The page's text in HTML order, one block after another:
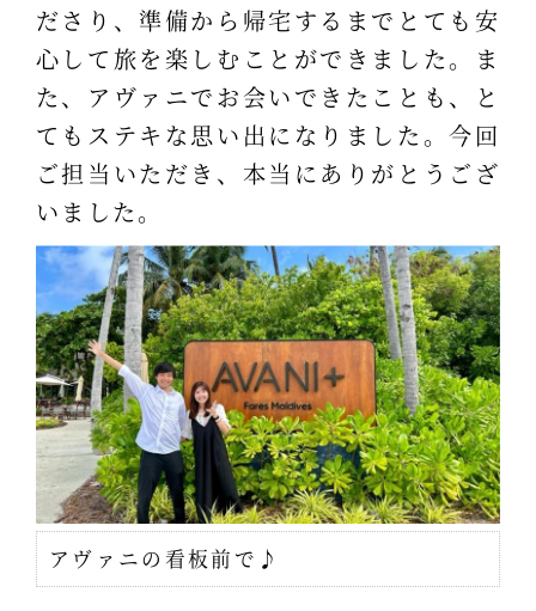
ださり、準備から帰宅するまでとても安
心して旅を楽しむことができました。ま
た、アヴァニでお会いできたことも、と
てもステキな思い出になりました。今回
ご担当いただき、本当にありがとうござ
いました。
アヴァニの看板前で♪